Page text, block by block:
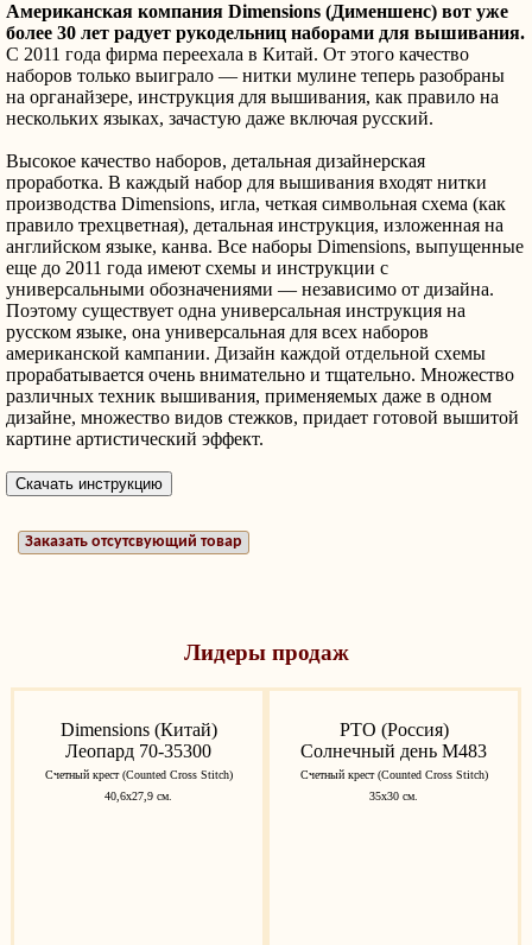
Американская компания Dimensions (Дименшенс) вот уже
более 30 лет радует рукодельниц наборами для вышивания.
С 2011 года фирма переехала в Китай. От этого качество
наборов только выиграло — нитки мулине теперь разобраны
на органайзере, инструкция для вышивания, как правило на
нескольких языках, зачастую даже включая русский.
Высокое качество наборов, детальная дизайнерская
проработка. В каждый набор для вышивания входят нитки
производства Dimensions, игла, четкая символьная схема (как
правило трехцветная), детальная инструкция, изложенная на
английском языке, канва. Все наборы Dimensions, выпущенные
еще до 2011 года имеют схемы и инструкции с
универсальными обозначениями — независимо от дизайна.
Поэтому существует одна универсальная инструкция на
русском языке, она универсальная для всех наборов
американской кампании. Дизайн каждой отдельной схемы
прорабатывается очень внимательно и тщательно. Множество
различных техник вышивания, применяемых даже в одном
дизайне, множество видов стежков, придает готовой вышитой
картине артистический эффект.
Заказать отсутсвующий товар
Лидеры продаж
Dimensions (Китай)
Леопард 70-35300
Счетный крест (Counted Cross Stitch)
40,6х27,9 см.
РТО (Россия)
Солнечный день M483
Счетный крест (Counted Cross Stitch)
35x30 см.